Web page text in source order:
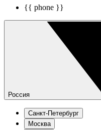
{{ phone }}
Россия
Санкт-Петербург
Москва